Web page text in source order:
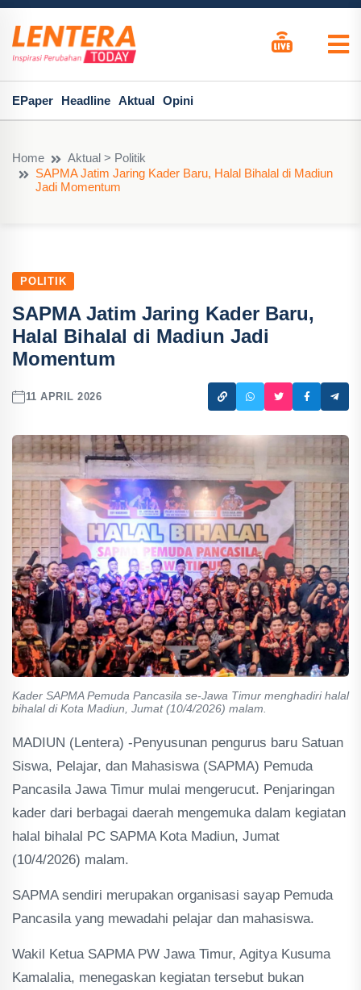
EPaper Headline Aktual Opini
Home
Aktual > Politik
SAPMA Jatim Jaring Kader Baru, Halal Bihalal di Madiun
Jadi Momentum
POLITIK
SAPMA Jatim Jaring Kader Baru,
Halal Bihalal di Madiun Jadi
Momentum
11 APRIL 2026
Kader SAPMA Pemuda Pancasila se-Jawa Timur menghadiri halal
bihalal di Kota Madiun, Jumat (10/4/2026) malam.
MADIUN (Lentera) -Penyusunan pengurus baru Satuan
Siswa, Pelajar, dan Mahasiswa (SAPMA) Pemuda
Pancasila Jawa Timur mulai mengerucut. Penjaringan
kader dari berbagai daerah mengemuka dalam kegiatan
halal bihalal PC SAPMA Kota Madiun, Jumat
(10/4/2026) malam.
SAPMA sendiri merupakan organisasi sayap Pemuda
Pancasila yang mewadahi pelajar dan mahasiswa.
Wakil Ketua SAPMA PW Jawa Timur, Agitya Kusuma
Kamalalia, menegaskan kegiatan tersebut bukan